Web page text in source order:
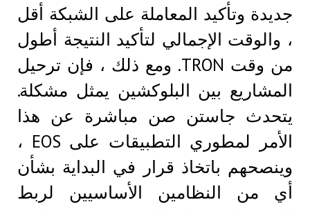
جديدة وتأكيد المعاملة على الشبكة أقل
، والوقت الإجمالي لتأكيد النتيجة أطول
من وقت TRON. ومع ذلك ، فإن ترحيل
المشاريع بين البلوكشين يمثل مشكلة.
يتحدث جاستن صن مباشرة عن هذا
الأمر لمطوري التطبيقات على EOS ،
وينصحهم باتخاذ قرار في البداية بشأن
أي من النظامين الأساسيين لربط